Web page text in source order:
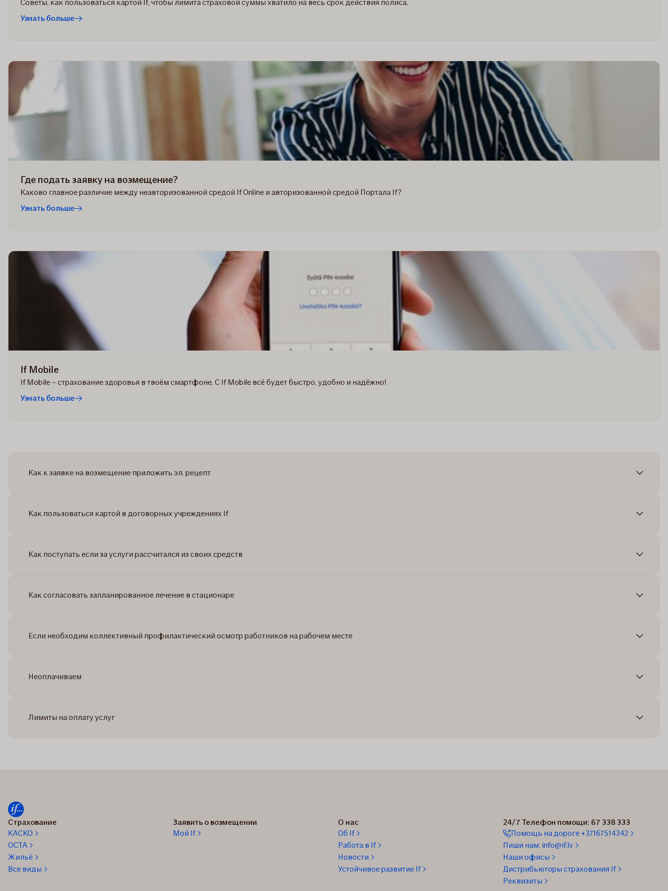
Советы, как пользоваться картой If, чтобы лимита страховой суммы хватило на весь срок действия полиса.
Узнать больше
Где подать заявку на возмещение?
Каково главное различие между неавторизованной средой If Online и авторизованной средой Портала If?
Узнать больше
If Mobile
If Mobile – страхование здоровья в твоём смартфоне. С If Mobile всё будет быстрo, удобно и надёжнo!
Узнать больше
Как к заявке на возмещение приложить эл. рецепт
Как пользоваться картой в договорных учреждениях If
Как поступать если за услуги рассчитался из своих средств
Как согласовать запланированное лечение в стационаре
Если необходим коллективный профилактический осмотр работников на рабочем месте
Неоплачиваем
Лимиты на оплату услуг
Страхование
КАСКО
OCTA
Жильё
Все виды
Заявить о возмещении
Мой If
О нас
Об If
Работа в If
Новости
Устойчивое развитие If
24/7 Телефон помощи: 67 338 333
Помощь на дороге +37167514342
Пиши нам: info@if.lv
Наши офисы
Дистрибьюторы страхования If
Реквизиты